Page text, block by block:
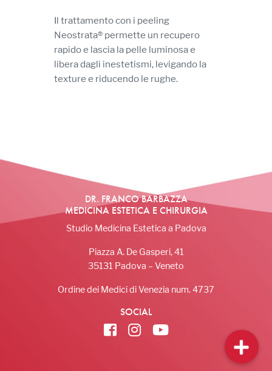
Il trattamento con i peeling
Neostrata® permette un recupero
rapido e lascia la pelle luminosa e
libera dagli inestetismi, levigando la
texture e riducendo le rughe.
DR. FRANCO BARBAZZA
MEDICINA ESTETICA E CHIRURGIA
Studio Medicina Estetica a Padova
Piazza A. De Gasperi, 41
35131 Padova – Veneto
Ordine dei Medici di Venezia num. 4737
SOCIAL